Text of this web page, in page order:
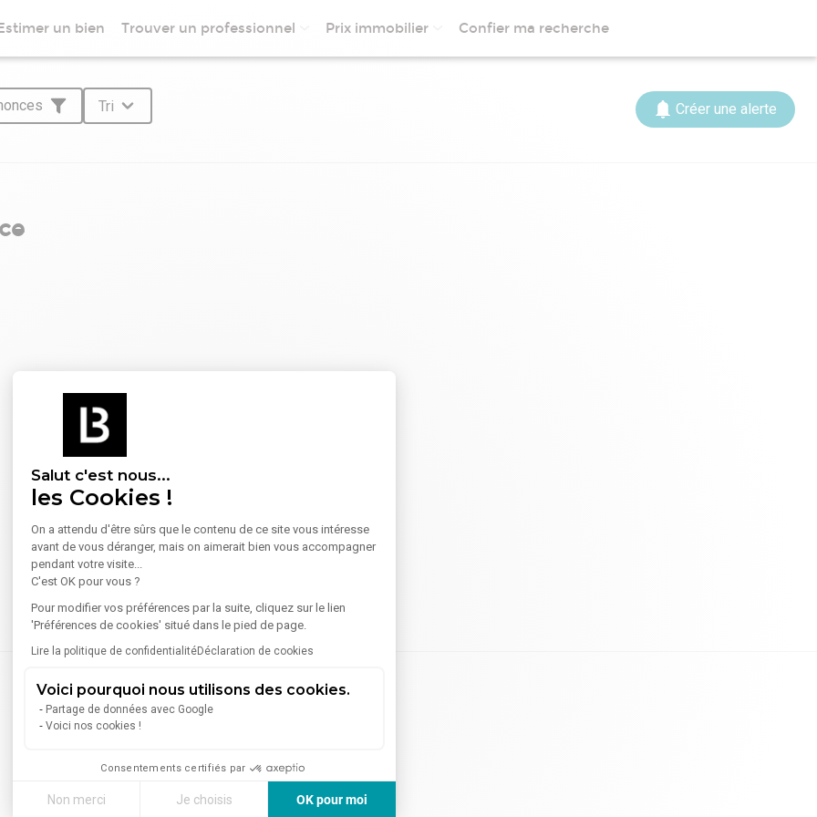
Salut c'est nous...
les Cookies !
On a attendu d'être sûrs que le contenu de ce site vous intéresse
avant de vous déranger, mais on aimerait bien vous accompagner
pendant votre visite...
C'est OK pour vous ?
Pour modifier vos préférences par la suite, cliquez sur le lien
'Préférences de cookies' situé dans le pied de page.
Lire la politique de confidentialitéDéclaration de cookies
Voici pourquoi nous utilisons des cookies.
Partage de données avec Google
Voici nos cookies !
Consentements certifiés par
Non merci Je choisis OK pour moi
un bien Trouver un professionnel Prix immobilier Confier ma recherche
Tri Créer une alerte